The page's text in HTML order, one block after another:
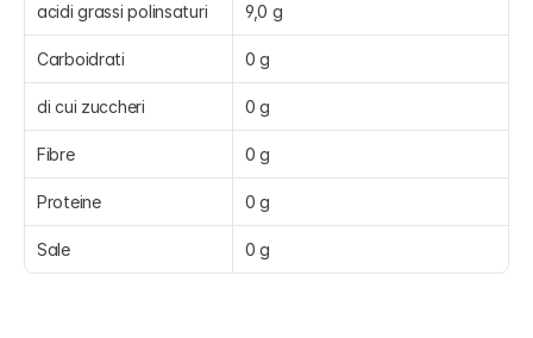
acidi grassi polinsaturi 9,0 g
Carboidrati 0 g
di cui zuccheri 0 g
Fibre 0 g
Proteine 0 g
Sale 0 g